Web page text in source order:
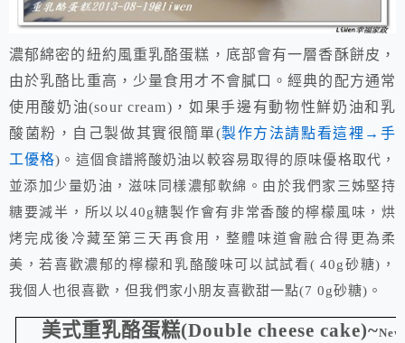
濃郁綿密的紐約風重乳酪蛋糕，底部會有一層香酥餅皮，
由於乳酪比重高，少量食用才不會膩口。經典的配方通常
使用酸奶油(sour cream) ，如果手邊有動物性鮮奶油和乳
酸菌粉，自己製做其實很簡單(製作方法請點看這裡→ 手
工優格) 。這個食譜將酸奶油以較容易取得的原味優格取代，
並添加少量奶油，滋味同樣濃郁軟綿。由於我們家三姊堅持
糖要減半，所以以40g糖製作會有非常香酸的檸檬風味，烘
烤完成後冷藏至第三天再食用，整體味道會融合得更為柔
美，若喜歡濃郁的檸檬和乳酪酸味可以試試看( 40g砂糖) ，
我個人也很喜歡，但我們家小朋友喜歡甜一點(7 0g砂糖) 。
美式重乳酪蛋糕(Double cheese cake)~